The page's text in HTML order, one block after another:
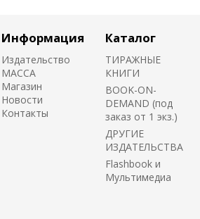
Информация
Издательство
MACCA
Магазин
Новости
Контакты
Каталог
ТИРАЖНЫЕ
КНИГИ
BOOK-ON-
DEMAND (под
заказ от 1 экз.)
ДРУГИЕ
ИЗДАТЕЛЬСТВА
Flashbook и
Мультимедиа